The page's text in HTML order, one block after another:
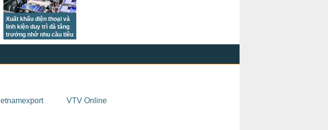
Xuất khẩu điện thoại và
linh kiện duy trì đà tăng
trưởng nhờ nhu cầu tiêu
VTV Online